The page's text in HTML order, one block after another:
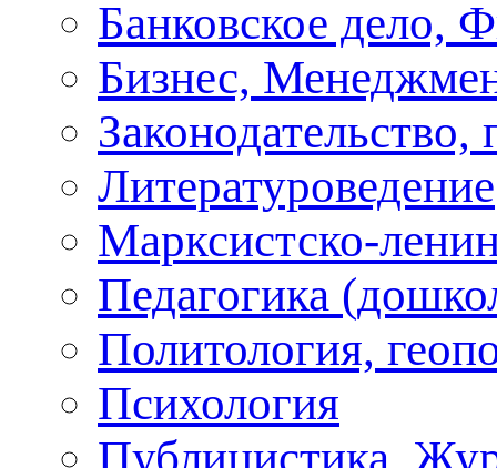
Банковское дело,
Бизнес,
Законодательство,
Литературоведение
Марксистско-
Педагогика
Политология,
Психология
Публицистика.